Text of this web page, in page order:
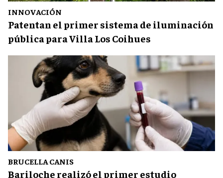
INNOVACIÓN
Patentan el primer sistema de iluminación
pública para Villa Los Coihues
BRUCELLA CANIS
Bariloche realizó el primer estudio